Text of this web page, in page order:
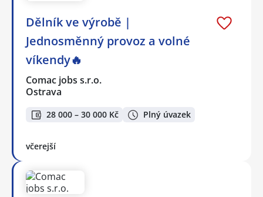
Dělník ve výrobě |
Jednosměnný provoz a volné
víkendy🔥
Comac jobs s.r.o.
Ostrava
28 000 – 30 000 Kč Plný úvazek
včerejší